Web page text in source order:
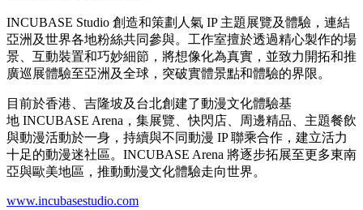
INCUBASE Studio 創造和策劃人氣 IP 主題展覽及體驗，連結
亞洲及世界各地粉絲共同參與。工作室擅於透過精心製作的場
景、互動裝置和巧妙細節，將想像化為真實，並致力開拓和推
廣巡展體驗至亞洲及全球，突破實體景點和體驗的界限。
目前於香港、吉隆坡及台北創建了動漫文化體驗基
地 INCUBASE Arena，集展覽、快閃店、周邊精品、主題餐飲
與動漫活動於一身，持續與不同動漫 IP 聯乘合作，建立活力
十足的動漫迷社區。INCUBASE Arena 將逐步拓展至更多東南
亞與歐美地區，推動動漫文化體驗走向世界。
www.incubasestudio.com